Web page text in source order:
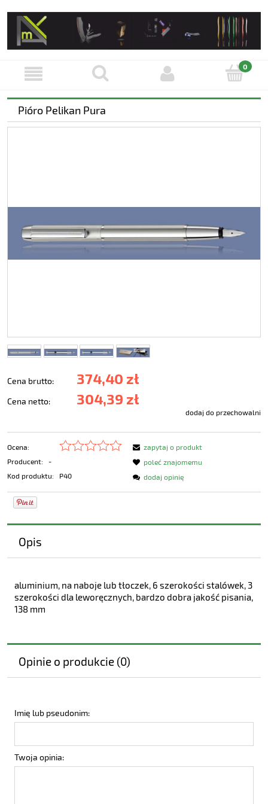
Pióro Pelikan Pura
Cena brutto: 374,40 zł
Cena netto: 304,39 zł
dodaj do przechowalni
Ocena:
Producent:
-
Kod produktu:
P40
zapytaj o produkt
poleć znajomemu
dodaj opinię
Opis
aluminium, na naboje lub tłoczek, 6 szerokości stalówek, 3
szerokości dla leworęcznych, bardzo dobra jakość pisania,
138 mm
Opinie o produkcie (0)
Imię lub pseudonim:
Twoja opinia: